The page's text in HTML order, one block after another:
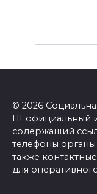
© 2026
НЕофициальный
содержащий
телефоны
также
для